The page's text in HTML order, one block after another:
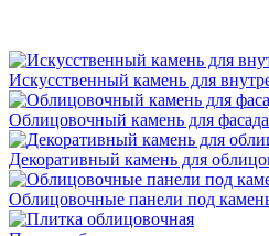
Искусственный камень для
Облицовочный камень для фасада
Декоративный камень для
Облицовочные панели под